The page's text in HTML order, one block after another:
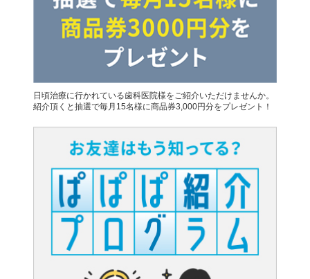
日頃治療に行かれている歯科医院様をご紹介いただけませんか。
紹介頂くと抽選で毎月15名様に商品券3,000円分をプレゼント！